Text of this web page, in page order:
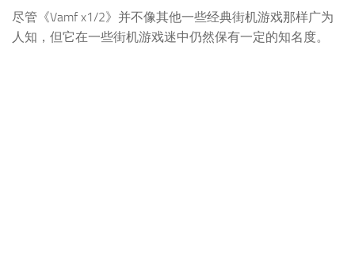
尽管《Vamf x1/2》并不像其他一些经典街机游戏那样广为
人知，但它在一些街机游戏迷中仍然保有一定的知名度。